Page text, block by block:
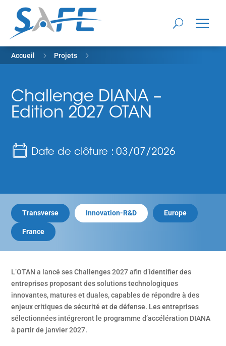
Accueil 5 Projets 5
Challenge DIANA –
Edition 2027 OTAN
Date de clôture : 03/07/2026
Transverse Innovation-R&D Europe
France
L’OTAN a lancé ses Challenges 2027 afin d’identifier des
entreprises proposant des solutions technologiques
innovantes, matures et duales, capables de répondre à des
enjeux critiques de sécurité et de défense. Les entreprises
sélectionnées intégreront le programme d’accélération DIANA
à partir de janvier 2027.